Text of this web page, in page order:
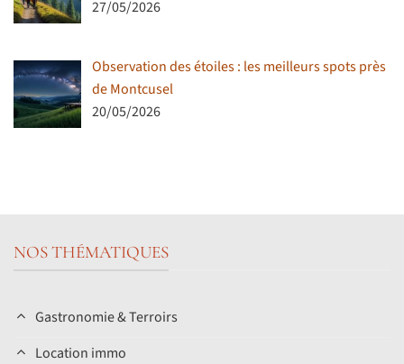
27/05/2026
Observation des étoiles : les meilleurs spots près
de Montcusel
20/05/2026
NOS THÉMATIQUES
Gastronomie & Terroirs
Location immo